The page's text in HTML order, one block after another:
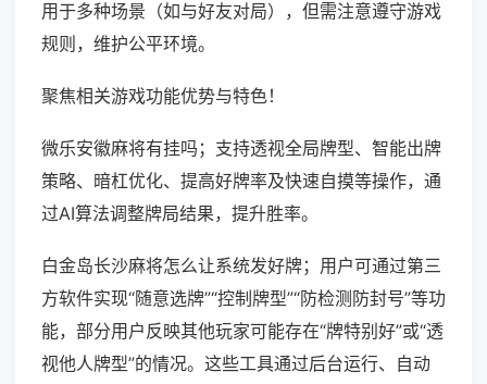
用于多种场景（如与好友对局），但需注意遵守游戏
规则，维护公平环境。
聚焦相关游戏功能优势与特色！
微乐安徽麻将有挂吗；支持透视全局牌型、智能出牌
策略、暗杠优化、提高好牌率及快速自摸等操作，通
过AI算法调整牌局结果，提升胜率。
白金岛长沙麻将怎么让系统发好牌；用户可通过第三
方软件实现“随意选牌”“控制牌型”“防检测防封号”等功
能，部分用户反映其他玩家可能存在“牌特别好”或“透
视他人牌型”的情况。这些工具通过后台运行、自动